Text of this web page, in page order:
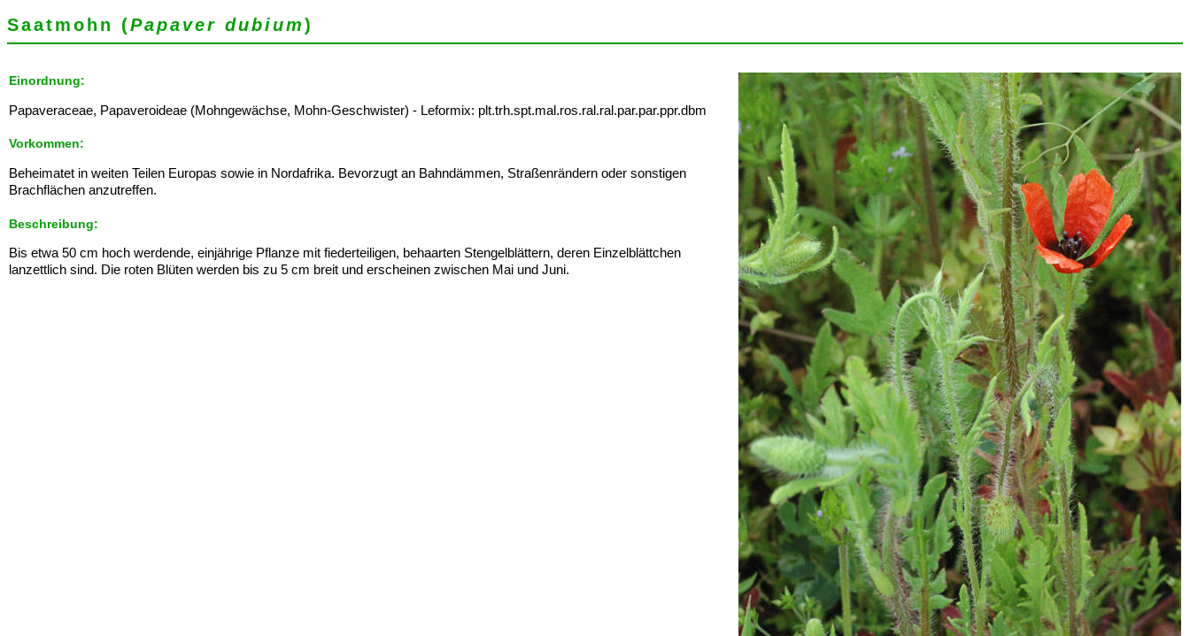
Saatmohn (Papaver dubium)
Einordnung:
Papaveraceae, Papaveroideae (Mohngewächse, Mohn-Geschwister) - Leformix: plt.trh.spt.mal.ros.ral.ral.par.par.ppr.dbm
Vorkommen:
Beheimatet in weiten Teilen Europas sowie in Nordafrika. Bevorzugt an Bahndämmen, Straßenrändern oder sonstigen
Brachflächen anzutreffen.
Beschreibung:
Bis etwa 50 cm hoch werdende, einjährige Pflanze mit fiederteiligen, behaarten Stengelblättern, deren Einzelblättchen
lanzettlich sind. Die roten Blüten werden bis zu 5 cm breit und erscheinen zwischen Mai und Juni.